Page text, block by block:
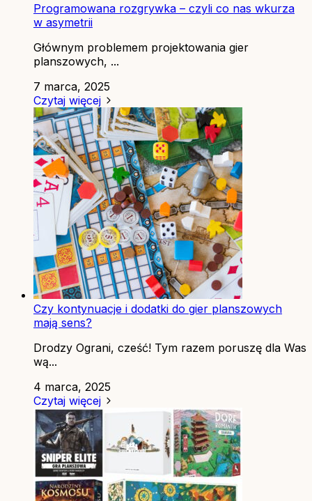
Programowana rozgrywka – czyli co nas wkurza
w asymetrii
Głównym problemem projektowania gier
planszowych, ...
7 marca, 2025
Czytaj więcej
Czy kontynuacje i dodatki do gier planszowych
mają sens?
Drodzy Ograni, cześć! Tym razem poruszę dla Was
wą...
4 marca, 2025
Czytaj więcej